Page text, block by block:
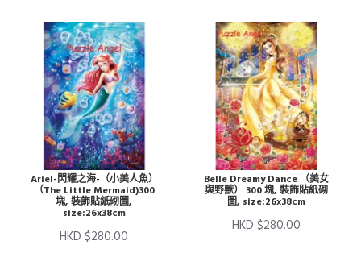
Ariel-閃耀之海-（小美人魚）
（The Little Mermaid)300
塊, 裝飾貼紙砌圖,
size:26x38cm
HKD $280.00
Belle Dreamy Dance （美女
與野獸） 300 塊, 裝飾貼紙砌
圖, size:26x38cm
HKD $280.00